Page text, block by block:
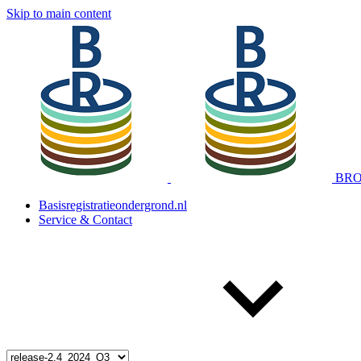
Skip to main content
Basisregistratieondergrond.nl
Service & Contact